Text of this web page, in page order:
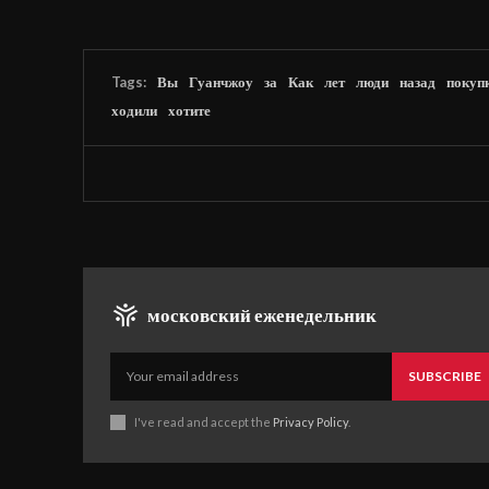
Tags: Вы Гуанчжоу за Как лет люди назад
ходили
хотите
московский еженедельник
SUBSCRIBE
I've read and accept the Privacy Policy.